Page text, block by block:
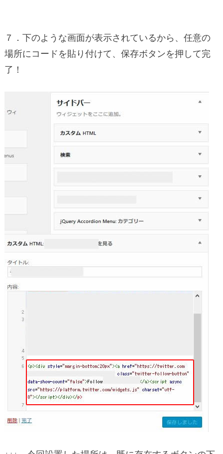
７．下のような画面が表示されているから、任意の
場所にコードを貼り付けて、保存ボタンを押して完
了！